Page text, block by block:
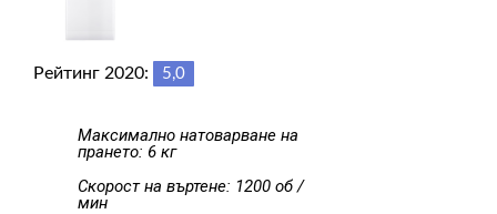
Рейтинг 2020: 5,0
Максимално натоварване на
прането: 6 кг
Скорост на въртене: 1200 об /
мин